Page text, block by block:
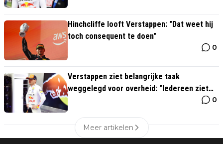
Hinchcliffe looft Verstappen: "Dat weet hij
toch consequent te doen"
0
Verstappen ziet belangrijke taak
weggelegd voor overheid: "Iedereen ziet
0
Meer artikelen